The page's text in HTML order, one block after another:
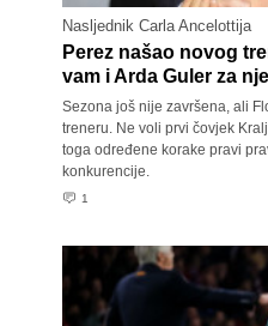
Nasljednik Carla Ancelottija
Perez našao novog
vam i Arda Guler za
Sezona još nije završena, ali
treneru. Ne voli prvi čovjek
toga određene korake pravi
konkurencije.
1